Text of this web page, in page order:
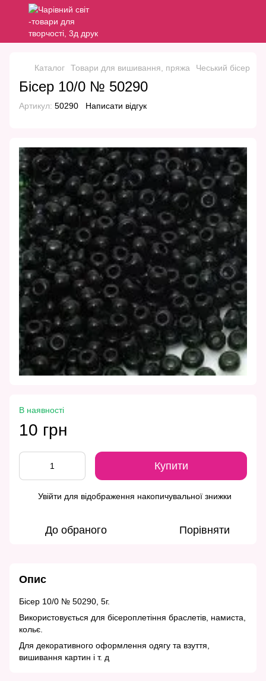
Каталог Товари для вишивання, пряжа Чеський бісер
Бісер 10/0 № 50290
Артикул: 50290 Написати відгук
В наявності
10 грн
Купити
Увійти для відображення накопичувальної знижки
До обраного Порівняти
Опис
Бісер 10/0 № 50290, 5г.
Використовується для бісероплетіння браслетів, намиста,
кольє.
Для декоративного оформлення одягу та взуття,
вишивання картин і т. д